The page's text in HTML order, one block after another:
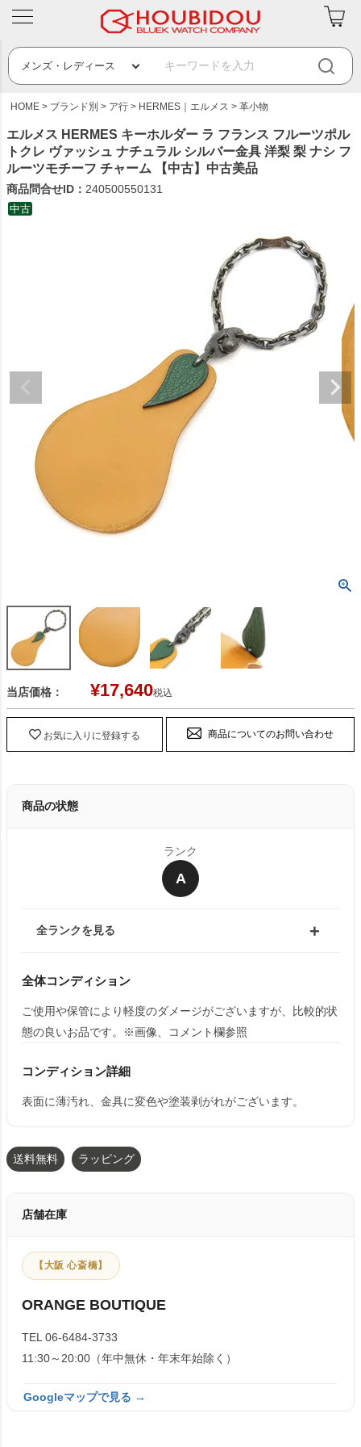
HOME ブランド別 ア行 HERMES｜エルメス 革小物
エルメス HERMES キーホルダー ラ フランス フルーツポル
トクレ ヴァッシュ ナチュラル シルバー金具 洋梨 梨 ナシ フ
ルーツモチーフ チャーム 【中古】中古美品
商品問合せID： 240500550131
中古
当店価格： ¥17,640税込
お気に入りに登録する 商品についてのお問い合わせ
商品の状態
ランク
A
全ランクを見る
全体コンディション
ご使用や保管により軽度のダメージがございますが、比較的状
態の良いお品です。※画像、コメント欄参照
コンディション詳細
表面に薄汚れ、金具に変色や塗装剥がれがございます。
送料無料 ラッピング
店舗在庫
【大阪 心斎橋】
ORANGE BOUTIQUE
TEL 06-6484-3733
11:30～20:00（年中無休・年末年始除く）
Googleマップで見る →